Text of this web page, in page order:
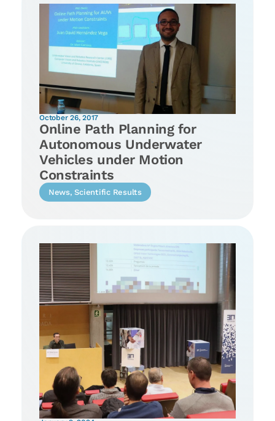
October 26, 2017
Online Path Planning for
Autonomous Underwater
Vehicles under Motion
Constraints
News,Scientific Results